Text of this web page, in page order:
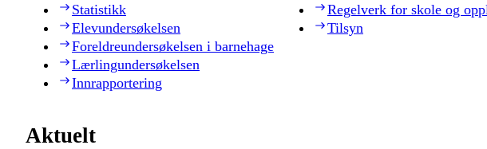
Statistikk
Elevundersøkelsen
Foreldreundersøkelsen i barnehage
Lærlingundersøkelsen
Innrapportering
Regelverk for skole og
Tilsyn
Aktuelt